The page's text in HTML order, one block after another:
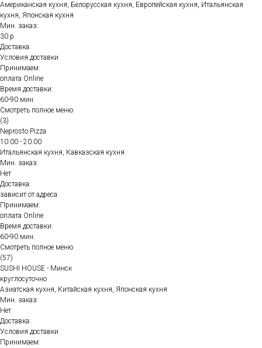
Американская кухня, Белорусская кухня, Европейская кухня, Итальянская
кухня, Японская кухня
Мин. заказ:
30 р
Доставка:
Условия доставки
Принимаем:
оплата Online
Время доставки:
60-90 мин.
Смотреть полное меню
(3)
Neprosto Pizza
10:00 - 20:00
Итальянская кухня, Кавказская кухня
Мин. заказ:
Нет
Доставка:
зависит от адреса
Принимаем:
оплата Online
Время доставки:
60-90 мин.
Смотреть полное меню
(57)
SUSHI HOUSE - Минск
круглосуточно
Азиатская кухня, Китайская кухня, Японская кухня
Мин. заказ:
Нет
Доставка:
Условия доставки
Принимаем: